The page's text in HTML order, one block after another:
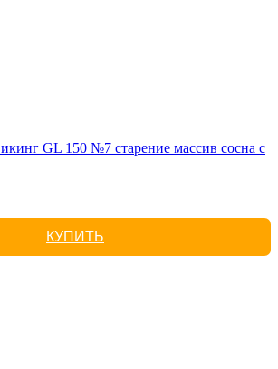
GL 150 №7 старение массив сосна с
КУПИТЬ